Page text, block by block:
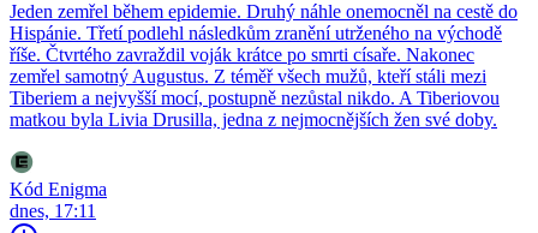
Jeden zemřel během epidemie. Druhý náhle onemocněl na cestě do
Hispánie. Třetí podlehl následkům zranění utrženého na východě
říše. Čtvrtého zavraždil voják krátce po smrti císaře. Nakonec
zemřel samotný Augustus. Z téměř všech mužů, kteří stáli mezi
Tiberiem a nejvyšší mocí, postupně nezůstal nikdo. A Tiberiovou
matkou byla Livia Drusilla, jedna z nejmocnějších žen své doby.
Kód Enigma
dnes, 17:11